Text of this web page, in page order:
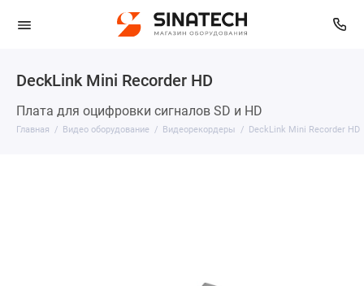
DeckLink Mini Recorder HD
Плата для оцифровки сигналов SD и HD
Главная Видео оборудование Видеорекордеры DeckLink Mini Recorder HD